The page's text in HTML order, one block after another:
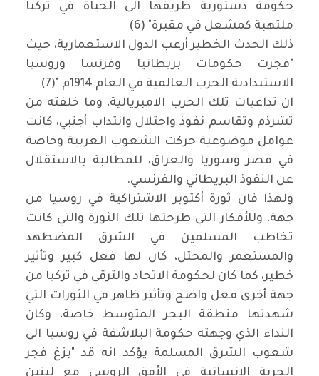
حكومة دستورية طريقها الى الحياة في تركيا
ملتهبة كمشعل في مقبرة" (6)
ذلك الحدث الخطير أرعب الدول الاستعمارية، حيث
"فجرت حكومات بريطانيا وفرنسا وروسيا
الاستبدادية الحرب العالمية في العام 1914م "(7)
ان تداعيات تلك الحرب الامبريالية، وما خلفته من
تشرذم وتقاسم نفوذ واحتلال وانتداب أجنبي، كانت
عوامل موضوعية حركت الشعوب العربية وخاصة
في مصر وسوريا والعراق، للمطالبة بالاستقلال
عن النفوذ البريطاني والفرنسي.
ولهذا فان ثورة أكتوبر الاشتراكية في روسيا من
جهة، وللأفكار التي طرحتها تلك الثورة والتي كانت
تخاطب المسلمين في الشرق المضطهد
والمستعمر والمحتل، كان لها فعل كبير وتأثير
خطير، كما كان لحكومة الاتحاد والترقي في تركيا من
جهة أخرى فعل واضح وتأثير ظاهر في الثورات التي
شهدتها منطقة البحر المتوسط خاصة، وكان
النداء الذي وجهته حكومة البلاشفة في روسيا الى
شعوب الشرق المسلمة يؤكد انه قد "بزغ فجر
الحرية الإنسانية في الأفق الروسي مع لينين